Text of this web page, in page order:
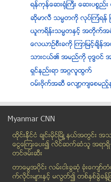
ရန္ကုန္ေဆး႐ုံႀကီး ေဆးပစၥ
ဆိုမာလီ သမၼတကို လုပ္ၾကံရန္ ႀ
ယူကရိန္းသမၼတႏွင့္ အတိုက္အခံေ
ေလယာဥ္စီးခကို ၾကာျမင့္ခ်ိန္
သားငယ္၏ အမည္ကို ဗုဒၶဝင္ အ
ရွင္နည္းရာ အဂၢလူထြက္
ဝမ္းဗိုက္အဆီ ေလ်ာ့က်ေစမည့္
ေျပာနည္း ၁၀၀ အခန္႔သံုး/အရ
အရပ္ ႏွစ္ေပရွစ္လက္မသာ ရိွ
ပါးသိုင္းေမြးနဲ႔မွ မိန္းမ ဆ
႐ုံးခြန္၊ တံဆိပ္ေခါင္းခြန္မ်ာ
အလုပ္ထြက္ျပီး ကိုယ္ပိုင္စီးပြား
Myanmar CNN
ထိုင္းနို္င္ငံ ခ်င္းမိုင္ျမိဳ ့နယ္အတြင္း
ေငြေၾကးေပး၍ လိင္ဆက္ဆံသူ အရာရွိ-
တင္ဖမ္းဆီး
တာေမြအ၀ိုင္း လမ္းငါးခြဆံု ခံုးေက်
က္လိုင္းမ်ားႏွင့္ မလြတ္၍ တစ္ႏွစ္ခြဲခ